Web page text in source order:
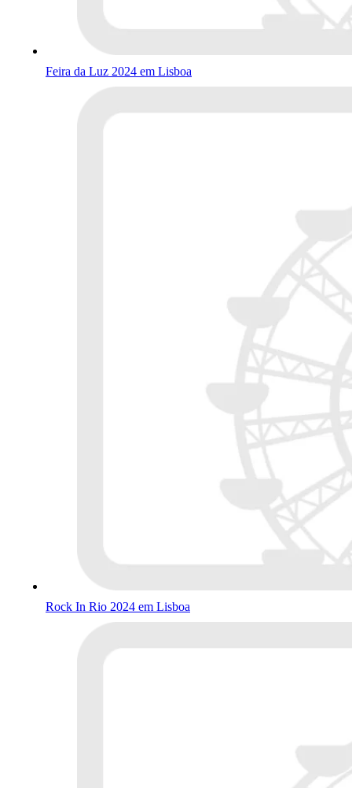
Feira da Luz 2024 em Lisboa
Rock In Rio 2024 em Lisboa